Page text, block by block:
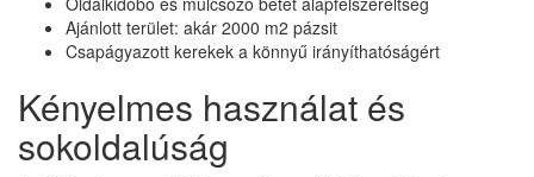
Ajánlott terület: akár 2000 m2 pázsit
Csapágyazott kerekek a könnyű irányíthatóságért
Kényelmes használat és
sokoldalúság